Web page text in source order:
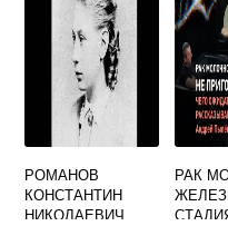
РОМАНОВ
КОНСТАНТИН
НИКОЛАЕВИЧ
РАК